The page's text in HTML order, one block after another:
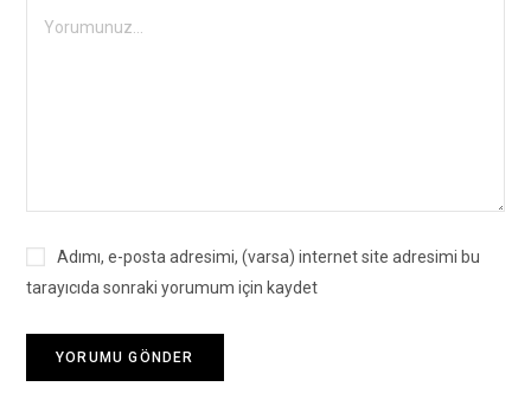
Adımı, e-posta adresimi, (varsa) internet site adresimi bu
tarayıcıda sonraki yorumum için kaydet